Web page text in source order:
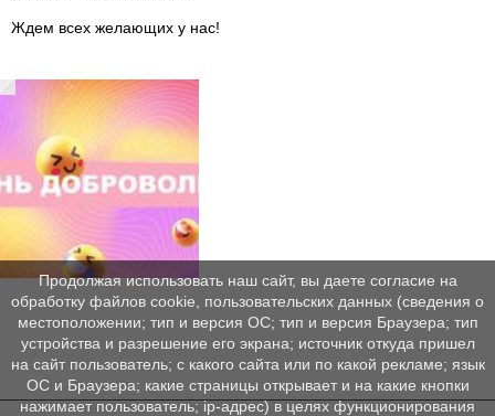
Ждем всех желающих у нас!
Продолжая использовать наш сайт, вы даете согласие на
обработку файлов cookie, пользовательских данных (сведения о
местоположении; тип и версия ОС; тип и версия Браузера; тип
устройства и разрешение его экрана; источник откуда пришел
на сайт пользователь; с какого сайта или по какой рекламе; язык
ОС и Браузера; какие страницы открывает и на какие кнопки
нажимает пользователь; ip-адрес) в целях функционирования